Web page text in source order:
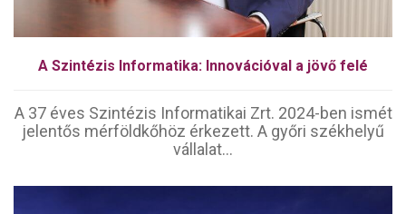
A Szintézis Informatika: Innovációval a jövő felé
A 37 éves Szintézis Informatikai Zrt. 2024-ben ismét
jelentős mérföldkőhöz érkezett. A győri székhelyű
vállalat...